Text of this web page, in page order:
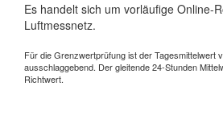
Es handelt sich um vorläufige Online-
Luftmessnetz.
Für die Grenzwertprüfung ist der Tagesmittelwert
ausschlaggebend. Der gleitende 24-Stunden
Richtwert.